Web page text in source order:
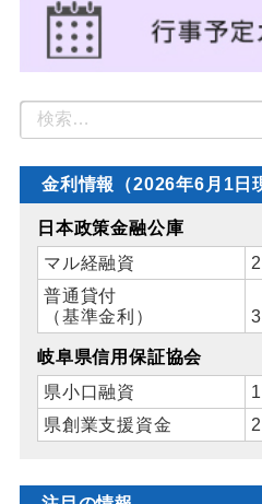
金利情報（2026年6月1日
日本政策金融公庫
マル経融資
普通貸付
（基準金利）
岐阜県信用保証協会
県小口融資
県創業支援資金